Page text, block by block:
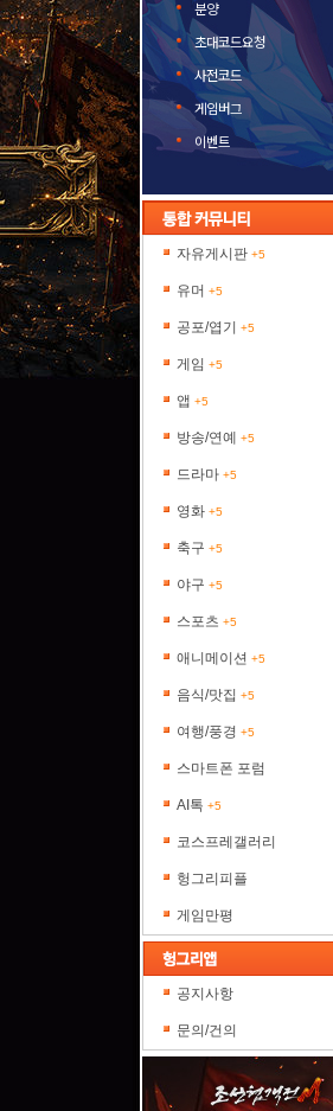
분양
초대코드요청
사전코드
게임버그
이벤트
자유게시판 +5
유머 +5
공포/엽기 +5
게임 +5
앱 +5
방송/연예 +5
드라마 +5
영화 +5
축구 +5
야구 +5
스포츠 +5
애니메이션 +5
음식/맛집 +5
여행/풍경 +5
스마트폰 포럼
AI톡 +5
코스프레갤러리
헝그리피플
게임만평
공지사항
문의/건의